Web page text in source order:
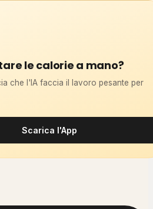
le calorie a mano?
che l'IA faccia il lavoro pesante per
Scarica l'App